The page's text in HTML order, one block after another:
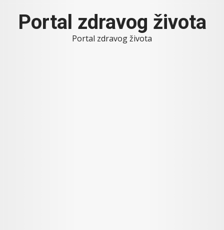
contentPortal zdravog života
Portal zdravog života